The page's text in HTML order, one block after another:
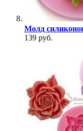
Молд
139 руб.